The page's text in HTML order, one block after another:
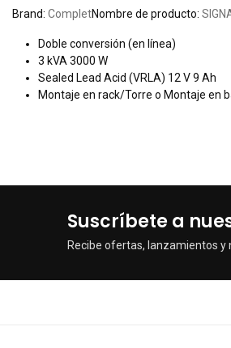
Brand: CompletNombre de producto:
Doble conversión (en línea)
3 kVA 3000 W
Sealed Lead Acid (VRLA) 12 V 9 Ah
Montaje en rack/Torre o Montaje en
Suscríbete a
Recibe ofertas, lanzamientos y